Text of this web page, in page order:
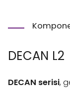
DECAN L2
DECAN serisi,